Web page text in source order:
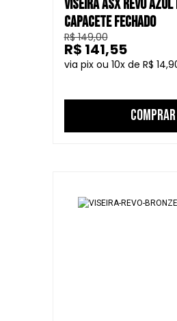
VISEIRA ASX REVO
CAPACETE FECHADO
R$ 149,00
10
R$
R$ 141,55
COMPRAR